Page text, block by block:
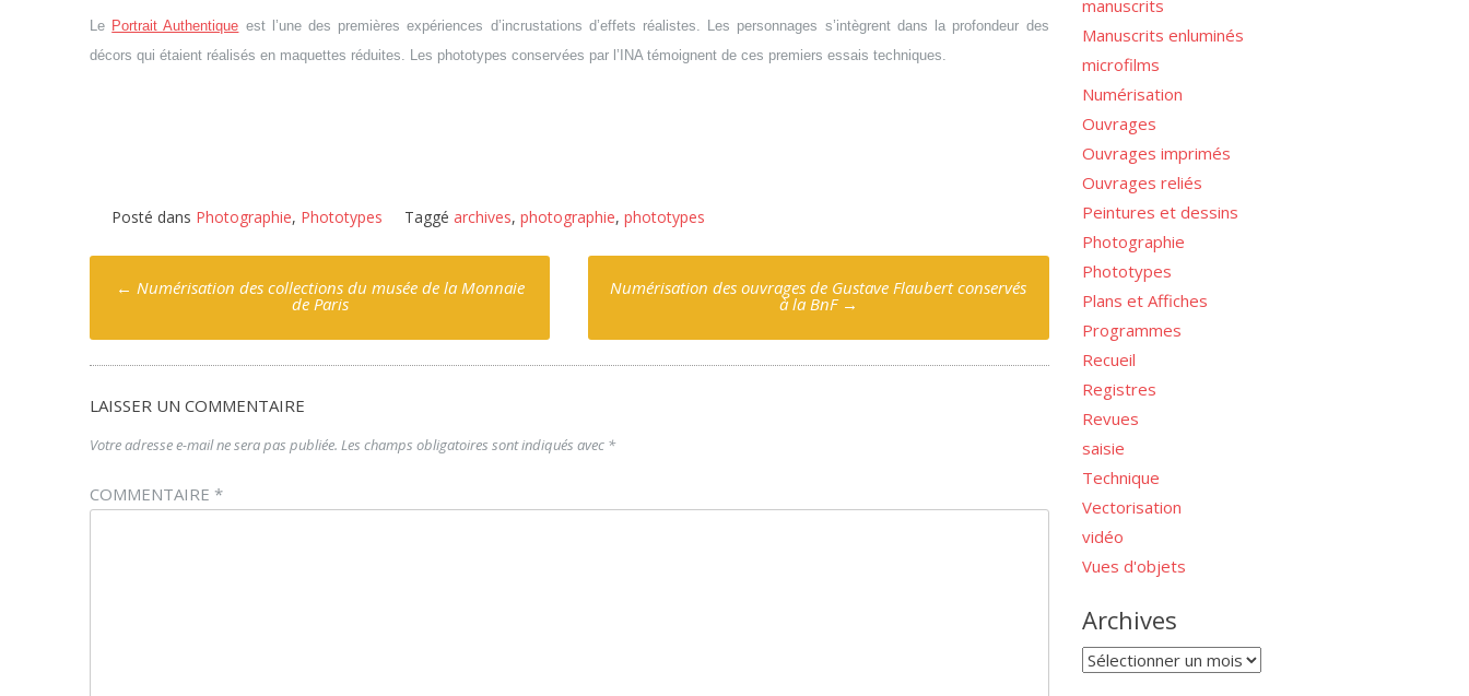
Le Portrait Authentique est l’une des premières expériences d’incrustations d’effets réalistes. Les personnages s’intègrent dans la profondeur des
décors qui étaient réalisés en maquettes réduites. Les phototypes conservées par l’INA témoignent de ces premiers essais techniques.
Posté dans Photographie, Phototypes Taggé archives, photographie, phototypes
Poste
← Numérisation des collections du musée de la Monnaie
de Paris
Numérisation des ouvrages de Gustave Flaubert conservés
à la BnF →
LAISSER UN COMMENTAIRE
Votre adresse e-mail ne sera pas publiée. Les champs obligatoires sont indiqués avec *
COMMENTAIRE *
manuscrits
Manuscrits enluminés
microfilms
Numérisation
Ouvrages
Ouvrages imprimés
Ouvrages reliés
Peintures et dessins
Photographie
Phototypes
Plans et Affiches
Programmes
Recueil
Registres
Revues
saisie
Technique
Vectorisation
vidéo
Vues d'objets
Archives
Archives